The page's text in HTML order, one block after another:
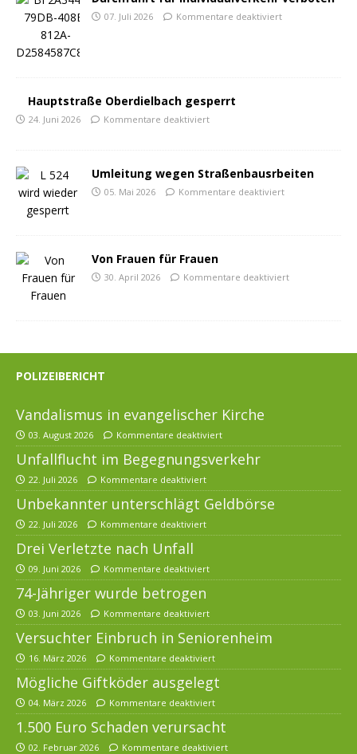
07. Juli 2026 Kommentare deaktiviert
Hauptstraße Oberdielbach gesperrt
24. Juni 2026 Kommentare deaktiviert
Umleitung wegen Straßenbausrbeiten
05. Mai 2026 Kommentare deaktiviert
Von Frauen für Frauen
30. April 2026 Kommentare deaktiviert
POLIZEIBERICHT
Vandalismus in evangelischer Kirche
03. August 2026 Kommentare deaktiviert
Unfallflucht im Begegnungsverkehr
22. Juli 2026 Kommentare deaktiviert
Unbekannter unterschlägt Geldbörse
22. Juli 2026 Kommentare deaktiviert
Drei Verletzte nach Unfall
09. Juni 2026 Kommentare deaktiviert
74-Jähriger wurde betrogen
03. Juni 2026 Kommentare deaktiviert
Versuchter Einbruch in Seniorenheim
16. März 2026 Kommentare deaktiviert
Mögliche Giftköder ausgelegt
04. März 2026 Kommentare deaktiviert
1.500 Euro Schaden verursacht
02. Februar 2026 Kommentare deaktiviert